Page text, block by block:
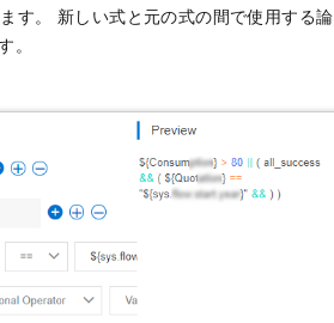
す。 新しい式と元の式の間で使用する論
。